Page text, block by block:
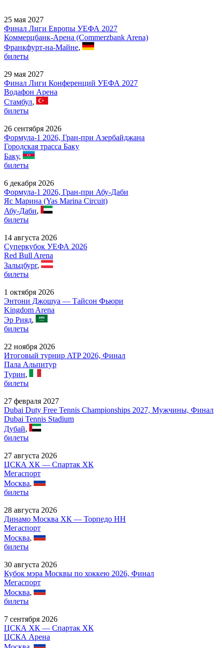
25 мая 2027
Финал Лиги Европы УЕФА 2027
Коммерцбанк-Арена (Commerzbank Arena)
Франкфурт-на-Майне,
билеты
29 мая 2027
Финал Лиги Конференций УЕФА 2027
Водафон Арена
Стамбул,
билеты
26 сентября 2026
Формула-1 2026, Гран-при Азербайджана
Городская трасса Баку
Баку,
билеты
6 декабря 2026
Формула-1 2026, Гран-при Абу-Даби
Яс Марина (Yas Marina Circuit)
Абу-Даби,
билеты
14 августа 2026
Суперкубок УЕФА 2026
Red Bull Arena
Зальцбург,
билеты
1 октября 2026
Энтони Джошуа — Тайсон Фьюри
Kingdom Arena
Эр Рияд,
билеты
22 ноября 2026
Итоговый турнир ATP 2026, Финал
Пала Альпитур
Турин,
билеты
27 февраля 2027
Dubai Duty Free Tennis Championships 2027, Мужчины, Финал
Dubai Tennis Stadium
Дубай,
билеты
27 августа 2026
ЦСКА ХК — Спартак ХК
Мегаспорт
Москва,
билеты
28 августа 2026
Динамо Москва ХК — Торпедо НН
Мегаспорт
Москва,
билеты
30 августа 2026
Кубок мэра Москвы по хоккею 2026, Финал
Мегаспорт
Москва,
билеты
7 сентября 2026
ЦСКА ХК — Спартак ХК
ЦСКА Арена